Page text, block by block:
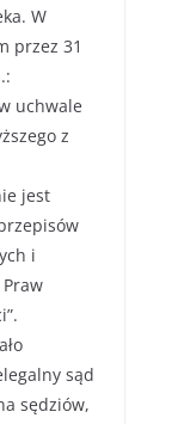
W
przez 31
uchwale
z
jest
i
sąd
sędziów,